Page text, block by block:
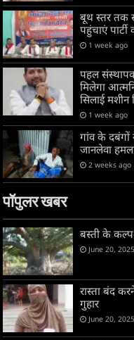
बूथ स्तर तक
पहुंचाएं
1 week ago
पहल
मिलेगा
सिलाई मशीन
1 week ago
गांव के
जानलेवा
2 weeks ago
पॉपुलर खबर
बस्ती के कल्प-
June 20, 2025
रास्ता बंद
गुहार
June 20, 2025